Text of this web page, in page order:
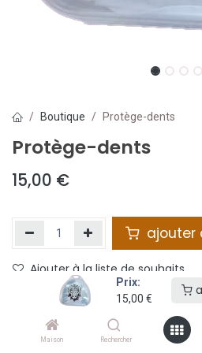
Prix:
15,00 €
Maison Rechercher
Boutique Protège-dents
Protège-dents
15,00 €
ajouter
Ajouter à la liste de souhaits
Partager :
Termes et conditions :